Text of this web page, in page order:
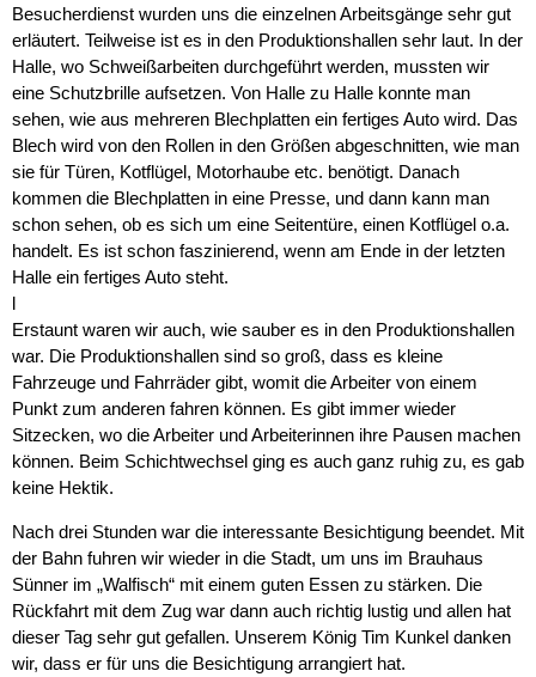
Besucherdienst wurden uns die einzelnen Arbeitsgänge sehr gut
erläutert. Teilweise ist es in den Produktionshallen sehr laut. In der
Halle, wo Schweißarbeiten durchgeführt werden, mussten wir
eine Schutzbrille aufsetzen. Von Halle zu Halle konnte man
sehen, wie aus mehreren Blechplatten ein fertiges Auto wird. Das
Blech wird von den Rollen in den Größen abgeschnitten, wie man
sie für Türen, Kotflügel, Motorhaube etc. benötigt. Danach
kommen die Blechplatten in eine Presse, und dann kann man
schon sehen, ob es sich um eine Seitentüre, einen Kotflügel o.a.
handelt. Es ist schon faszinierend, wenn am Ende in der letzten
Halle ein fertiges Auto steht.
l
Erstaunt waren wir auch, wie sauber es in den Produktionshallen
war. Die Produktionshallen sind so groß, dass es kleine
Fahrzeuge und Fahrräder gibt, womit die Arbeiter von einem
Punkt zum anderen fahren können. Es gibt immer wieder
Sitzecken, wo die Arbeiter und Arbeiterinnen ihre Pausen machen
können. Beim Schichtwechsel ging es auch ganz ruhig zu, es gab
keine Hektik.
Nach drei Stunden war die interessante Besichtigung beendet. Mit
der Bahn fuhren wir wieder in die Stadt, um uns im Brauhaus
Sünner im „Walfisch“ mit einem guten Essen zu stärken. Die
Rückfahrt mit dem Zug war dann auch richtig lustig und allen hat
dieser Tag sehr gut gefallen. Unserem König Tim Kunkel danken
wir, dass er für uns die Besichtigung arrangiert hat.